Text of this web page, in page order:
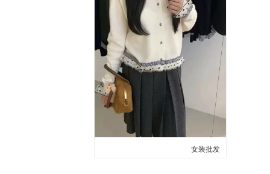
女装批发